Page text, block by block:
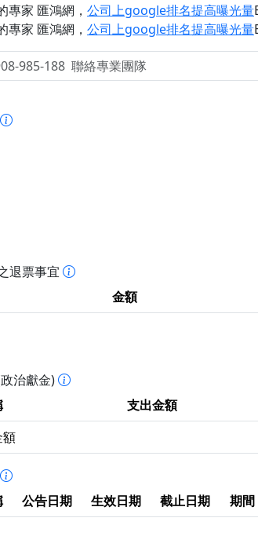
專家 匯鴻網 ， 公司上google排名提高曝光量
專家 匯鴻網 ， 公司上google排名提高曝光量
退票事宜
金額
治獻金)
支出金額
額
公告日期 生效日期 截止日期 期間